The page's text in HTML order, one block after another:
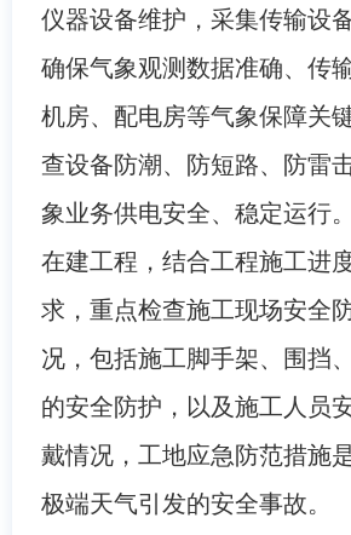
仪器设备维护，采集传输设
确保气象观测数据准确、传
机房、配电房等气象保障关
查设备防潮、防短路、防雷
象业务供电安全、稳定运行
在建工程，结合工程施工进
求，重点检查施工现场安全
况，包括施工脚手架、围挡
的安全防护，以及施工人员
戴情况，工地应急防范措施
极端天气引发的安全事故。